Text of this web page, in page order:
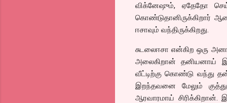
விக்னேஷும், ஏதேதோ
கொண்டுதானிருக்கிறார்
ஈசாவும் வந்திருக்கிறது.
சுடலைஈசா என்கிற ஒரு
அலைகிறான் தனியனாய்
வீட்டிற்கு கொண்டு வந்து
இறந்தவனை மேலும்
ஆரவாரமாய்